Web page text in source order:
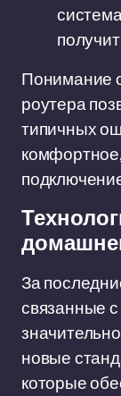
Понимание
роутера
типичных
За
связанные
новые
которые